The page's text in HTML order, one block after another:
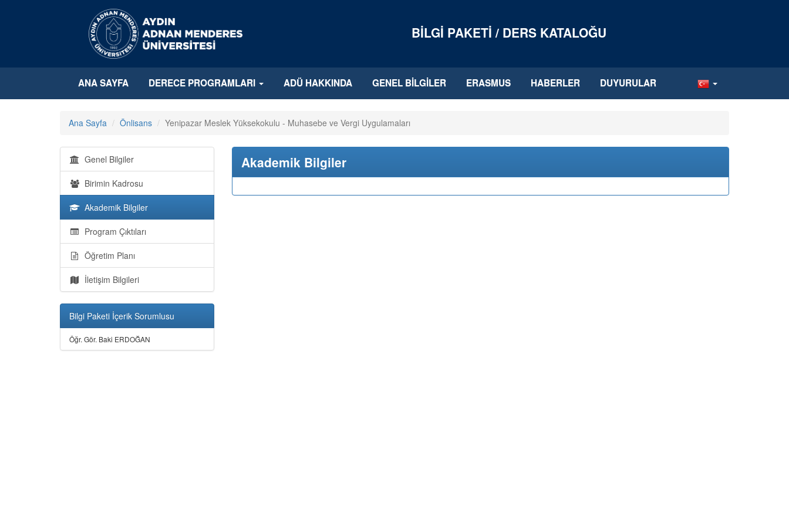
BILGI PAKETI / DERS KATALOĞU
ANA SAYFA DERECE PROGRAMLARI ADÜ HAKKINDA GENEL BILGILER ERASMUS HABERLER DUYURULAR
Ana Sayfa Önlisans Yenipazar Meslek Yüksekokulu - Muhasebe ve Vergi Uygulamaları
Genel Bilgiler
Birimin Kadrosu
Akademik Bilgiler
Program Çıktıları
Öğretim Planı
İletişim Bilgileri
Bilgi Paketi İçerik Sorumlusu
Öğr. Gör. Baki ERDOĞAN
Akademik Bilgiler